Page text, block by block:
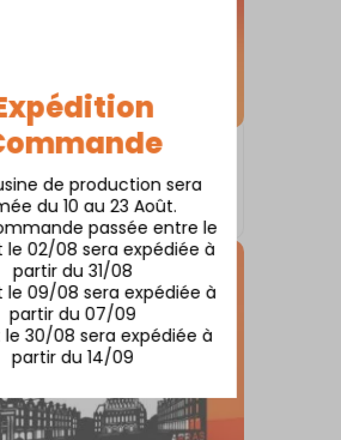
de production sera
du 10 au 23 Août.
passée entre le
le 02/08 sera expédiée à
partir du 31/08
09/08 sera expédiée à
partir du 07/09
le 30/08 sera expédiée à
partir du 14/09
SKYLINE SUR SOCLE
Andernos
80,00€